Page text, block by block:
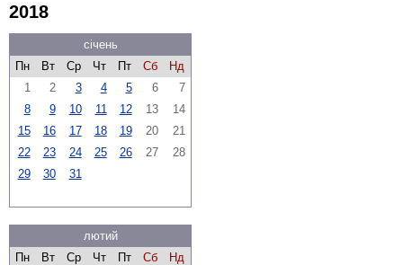
2018
січень
Пн
Вт Ср Чт Пт Сб
Нд
1
2 3 4 5 6
7
8
9 10 11 12 13
14
15
16 17 18 19 20
21
22
23 24 25 26 27
28
29
30 31
лютий
Пн
Вт Ср Чт Пт Сб
Нд